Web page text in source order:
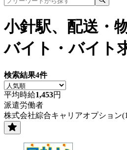
小針駅、配送・
バイト・バイト
検索結果4件
平均時給1,453円
派遣労働者
株式会社綜合キャリアオプション